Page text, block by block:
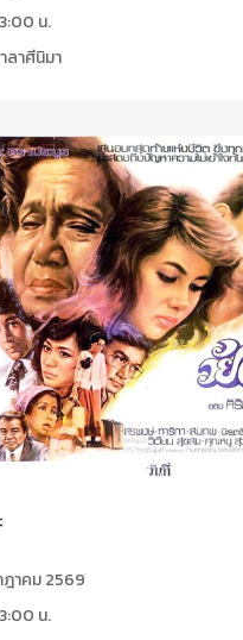
น.
ลาศีนิมา
ฎาคม 2569
น.